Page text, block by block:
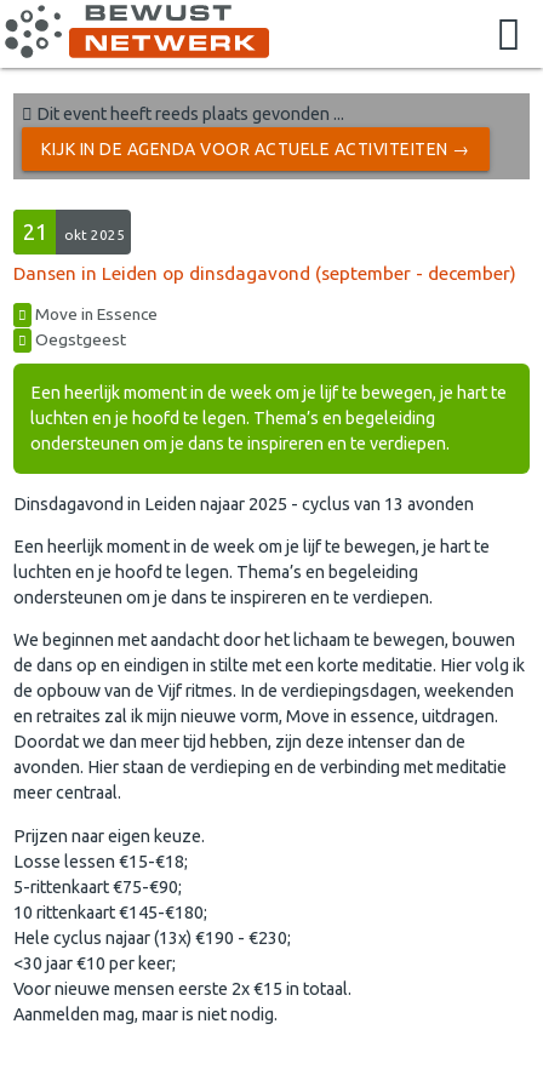
Dit event heeft reeds plaats gevonden ...
KIJK IN DE AGENDA VOOR ACTUELE ACTIVITEITEN →
21 okt 2025
Dansen in Leiden op dinsdagavond (september - december)
Move in Essence
Oegstgeest
Een heerlijk moment in de week om je lijf te bewegen, je hart te
luchten en je hoofd te legen. Thema’s en begeleiding
ondersteunen om je dans te inspireren en te verdiepen.
Dinsdagavond in Leiden najaar 2025 - cyclus van 13 avonden
Een heerlijk moment in de week om je lijf te bewegen, je hart te
luchten en je hoofd te legen. Thema’s en begeleiding
ondersteunen om je dans te inspireren en te verdiepen.
We beginnen met aandacht door het lichaam te bewegen, bouwen
de dans op en eindigen in stilte met een korte meditatie. Hier volg ik
de opbouw van de Vijf ritmes. In de verdiepingsdagen, weekenden
en retraites zal ik mijn nieuwe vorm, Move in essence, uitdragen.
Doordat we dan meer tijd hebben, zijn deze intenser dan de
avonden. Hier staan de verdieping en de verbinding met meditatie
meer centraal.
Prijzen naar eigen keuze.
Losse lessen €15-€18;
5-rittenkaart €75-€90;
10 rittenkaart €145-€180;
Hele cyclus najaar (13x) €190 - €230;
<30 jaar €10 per keer;
Voor nieuwe mensen eerste 2x €15 in totaal.
Aanmelden mag, maar is niet nodig.